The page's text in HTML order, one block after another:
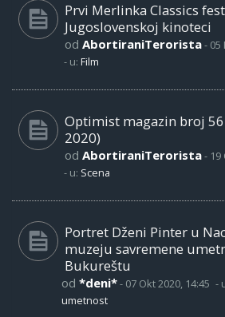
Prvi Merlinka Classics
Jugoslovenskoj kinoteci
od AbortiraniTerorista- 05
- u: Film
Optimist magazin broj
2020)
od AbortiraniTerorista- 19
- u: Scena
Portret Dženi Pinter u
muzeju savremene
Bukureštu
od *deni*- 07 Okt 2020, 14:45 -
umetnost